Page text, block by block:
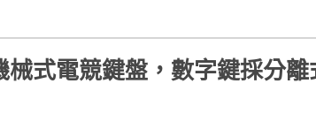
式電競鍵盤，數字鍵採分離